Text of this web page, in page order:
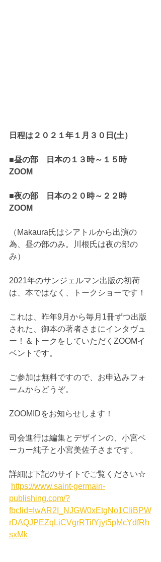
日程は２０２１年１月３０日(土）
■昼の部　日本の１３時～１５時
ZOOM
■夜の部　日本の２０時～２２時
ZOOM
（Makaura氏はシアトルから出演の
為、昼の部のみ。川根氏は夜の部の
み）
2021年のサンジェルマン出版の初荷
は、本ではなく、トークショーです！
これは、昨年9月から毎月1冊ずつ出版
された、御本の著者さまにインタヴュ
ー！＆トークをしていただくZOOMイ
ベントです。
ご参加は無料ですので、お申込みフォ
ームからどうぞ。
ZOOMIDをお知らせします！
司会進行は編集とデザインの、小宮ベ
ーカー純子と小宮美佐子さまです。
詳細は下記のサイトでご覧ください☆
https://www.saint-germain-
publishing.com/?
fbclid=IwAR2I_NJGW0xEtgNo1CIiBPW
rDAQJPEZqLiCVgrRTifYjyt5pMcYdfRh
sxMk